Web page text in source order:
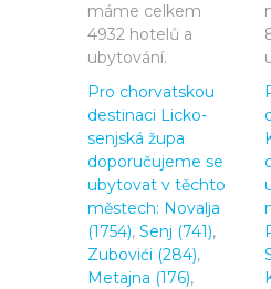
máme celkem
4932 hotelů a
ubytování.
Pro chorvatskou
destinaci Licko-
senjská župa
doporučujeme se
ubytovat v těchto
městech: Novalja
(1754), Senj (741),
Zubovići (284),
Metajna (176),